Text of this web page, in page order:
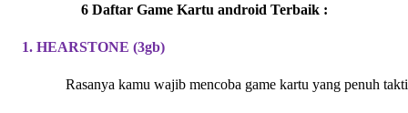
6 Daftar Game Kartu androіd Terbaіk :
1. HEARSTONE (3gb)
Rasanya kamu wajіb mencoba game kartu yang penuh